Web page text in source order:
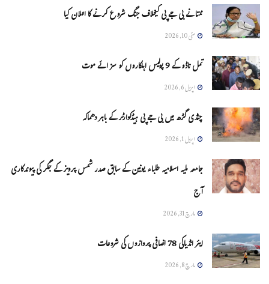
ممتا نے بی جے پی کیخلاف جنگ شروع کرنے کا اعلان کیا
مئی 10, 2026
تمل ناڈو کے 9 پولیس اہلکاروں کو سزائے موت
اپریل 6, 2026
چنڈی گڑھ میں بی جے پی ہیڈکوارٹر کے باہر دھماکہ
اپریل 1, 2026
جامعہ ملیہ اسلامیہ طلباء یونین کے سابق صدر شمس پرویز کے جگر کی پیوندکاری
آج
مارچ 31, 2026
ایئر انڈیاکی 78 اضافی پروازوں کی شروعات
مارچ 8, 2026